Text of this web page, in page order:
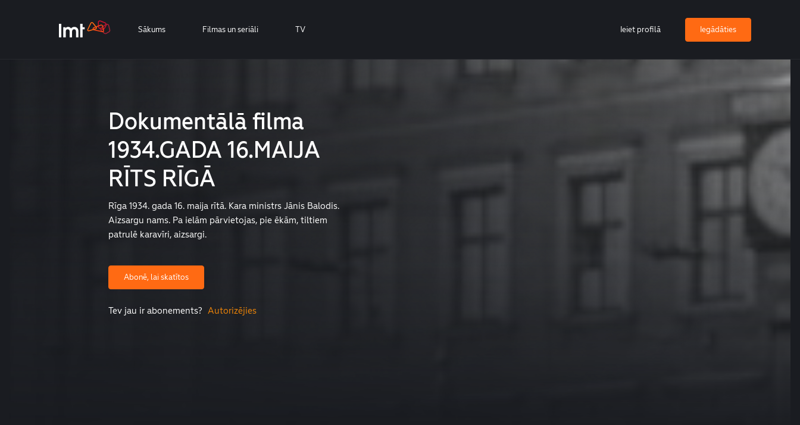
Sākums Filmas un seriāli TV Ieiet profilā Iegādāties
Dokumentālā filma
1934.GADA 16.MAIJA
RĪTS RĪGĀ
Rīga 1934. gada 16. maija rītā. Kara ministrs Jānis Balodis.
Aizsargu nams. Pa ielām pārvietojas, pie ēkām, tiltiem
patrulē karavīri, aizsargi.
Abonē, lai skatītos
Tev jau ir abonements? Autorizējies